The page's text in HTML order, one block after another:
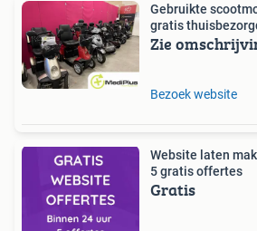
Gebruikte
gratis
Zie
Bezoek website
Website laten
5 gratis offertes
Gratis